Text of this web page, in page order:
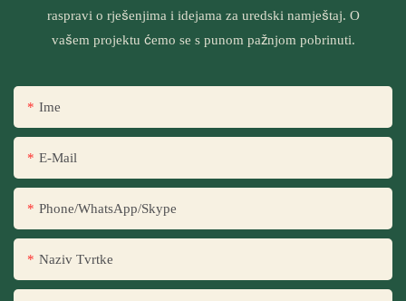
raspravi o rješenjima i idejama za uredski namještaj. O
vašem projektu ćemo se s punom pažnjom pobrinuti.
Ime
E-Mail
Phone/WhatsApp/Skype
Naziv Tvrtke